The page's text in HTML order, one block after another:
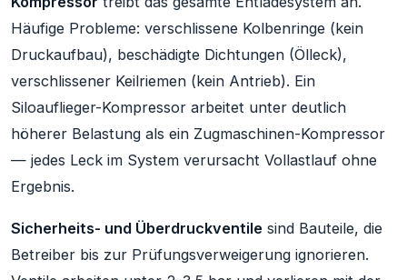
Häufige Probleme: verschlissene Kolbenringe (kein
Druckaufbau), beschädigte Dichtungen (Ölleck),
verschlissener Keilriemen (kein Antrieb). Ein
Siloauflieger-Kompressor arbeitet unter deutlich
höherer Belastung als ein Zugmaschinen-Kompressor
— jedes Leck im System verursacht Vollastlauf ohne
Ergebnis.
Sicherheits- und Überdruckventile sind Bauteile, die
Betreiber bis zur Prüfungsverweigerung ignorieren.